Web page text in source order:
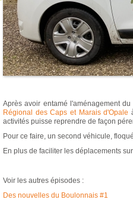
Après avoir entamé l'aménagement
Régional des Caps et Marais d'Opale
activités puisse reprendre de façon
Pour ce faire, un second véhicule,
En plus de faciliter les déplacements
Voir les autres épisodes :
Des nouvelles du Boulonnais #1